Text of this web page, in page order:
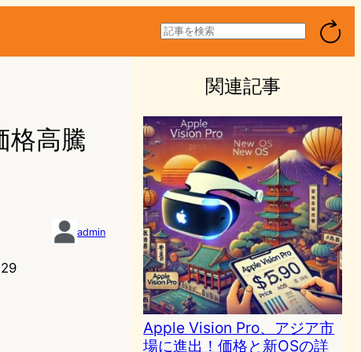
検
索
格高騰
admin
関連記事
Apple Vision Pro、アジア市
場に進出！価格と新OSの詳